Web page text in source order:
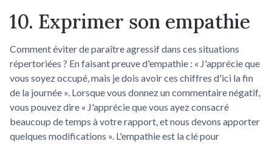
10. Exprimer son empathie
Comment éviter de paraître agressif dans ces situations
répertoriées ? En faisant preuve d'empathie : « J'apprécie que
vous soyez occupé, mais je dois avoir ces chiffres d'ici la fin
de la journée ». Lorsque vous donnez un commentaire négatif,
vous pouvez dire « J'apprécie que vous ayez consacré
beaucoup de temps à votre rapport, et nous devons apporter
quelques modifications ». L'empathie est la clé pour